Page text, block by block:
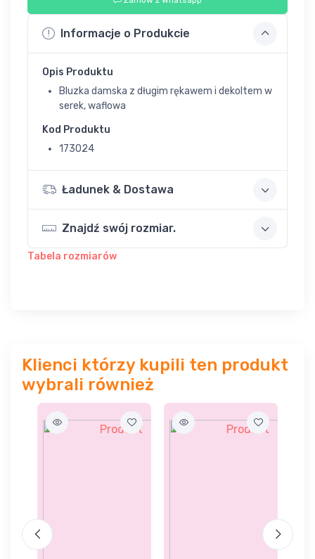
Informacje o Produkcie
Opis Produktu
Bluzka damska z długim rękawem i dekoltem w
serek, waflowa
Kod Produktu
173024
Ładunek & Dostawa
Znajdź swój rozmiar.
Tabela rozmiarów
Klienci którzy kupili ten produkt
wybrali również